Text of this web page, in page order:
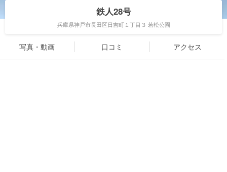
鉄人28号
兵庫県神戸市長田区日吉町１丁目３ 若松公園
写真・動画 口コミ アクセス